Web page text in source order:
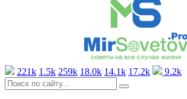
221k 1.5k 259k 18.0k 14.1k 17.2k 9.2k